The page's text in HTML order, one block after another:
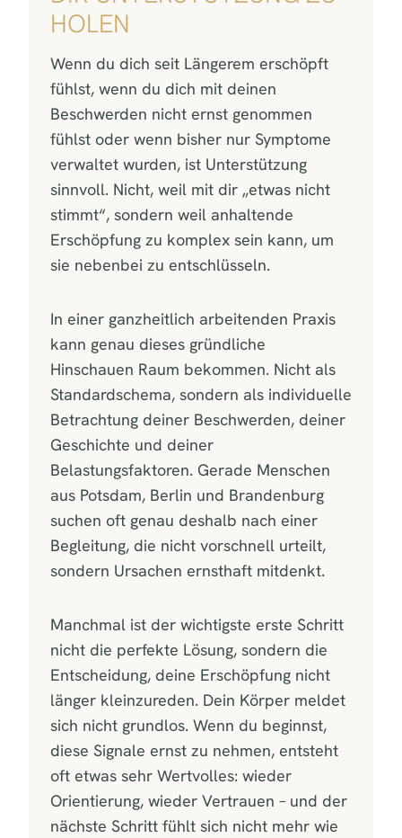
HOLEN
Wenn du dich seit Längerem erschöpft
fühlst, wenn du dich mit deinen
Beschwerden nicht ernst genommen
fühlst oder wenn bisher nur Symptome
verwaltet wurden, ist Unterstützung
sinnvoll. Nicht, weil mit dir „etwas nicht
stimmt“, sondern weil anhaltende
Erschöpfung zu komplex sein kann, um
sie nebenbei zu entschlüsseln.
In einer ganzheitlich arbeitenden Praxis
kann genau dieses gründliche
Hinschauen Raum bekommen. Nicht als
Standardschema, sondern als individuelle
Betrachtung deiner Beschwerden, deiner
Geschichte und deiner
Belastungsfaktoren. Gerade Menschen
aus Potsdam, Berlin und Brandenburg
suchen oft genau deshalb nach einer
Begleitung, die nicht vorschnell urteilt,
sondern Ursachen ernsthaft mitdenkt.
Manchmal ist der wichtigste erste Schritt
nicht die perfekte Lösung, sondern die
Entscheidung, deine Erschöpfung nicht
länger kleinzureden. Dein Körper meldet
sich nicht grundlos. Wenn du beginnst,
diese Signale ernst zu nehmen, entsteht
oft etwas sehr Wertvolles: wieder
Orientierung, wieder Vertrauen – und der
nächste Schritt fühlt sich nicht mehr wie